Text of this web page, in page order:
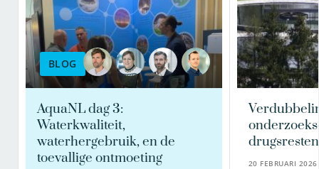
BLOG
AquaNL dag 3:
Waterkwaliteit,
waterhergebruik, en de
toevallige ontmoeting
20 FEBRUARI